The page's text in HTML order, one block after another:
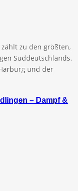
zu den größten,
Süddeutschlands.
und der
– Dampf &